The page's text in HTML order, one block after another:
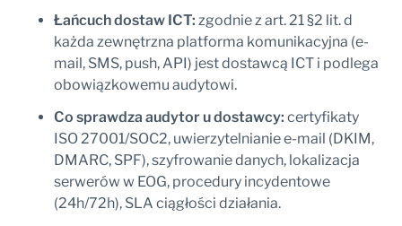
Łańcuch dostaw ICT: zgodnie z art. 21 §2 lit. d
każda zewnętrzna platforma komunikacyjna (e-
mail, SMS, push, API) jest dostawcą ICT i podlega
obowiązkowemu audytowi.
Co sprawdza audytor u dostawcy: certyfikaty
ISO 27001/SOC2, uwierzytelnianie e-mail (DKIM,
DMARC, SPF), szyfrowanie danych, lokalizacja
serwerów w EOG, procedury incydentowe
(24h/72h), SLA ciągłości działania.